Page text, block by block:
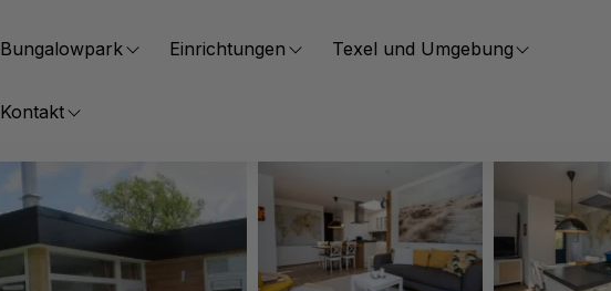
Bungalowpark Einrichtungen Texel und Umgebung
Kontakt